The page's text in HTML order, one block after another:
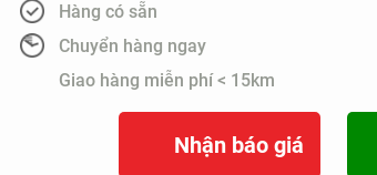
Hàng có sẵn
Chuyển hàng ngay
Giao hàng miễn phí < 15km
Nhận báo giá